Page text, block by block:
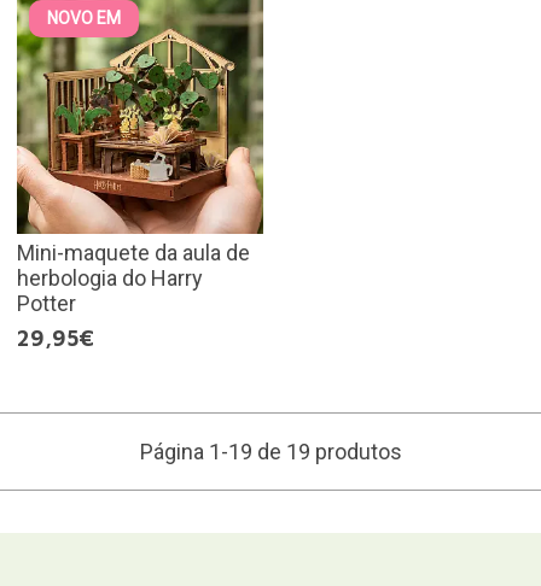
NOVO EM
Mini-maquete da aula de
herbologia do Harry
Potter
29,95€
Página 1-19 de 19 produtos